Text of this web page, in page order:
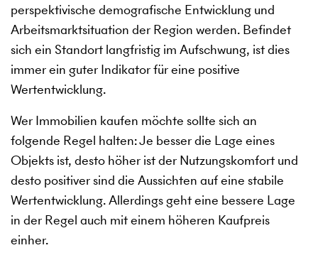
perspektivische demografische Entwicklung und
Arbeitsmarktsituation der Region werden. Befindet
sich ein Standort langfristig im Aufschwung, ist dies
immer ein guter Indikator für eine positive
Wertentwicklung.
Wer Immobilien kaufen möchte sollte sich an
folgende Regel halten: Je besser die Lage eines
Objekts ist, desto höher ist der Nutzungskomfort und
desto positiver sind die Aussichten auf eine stabile
Wertentwicklung. Allerdings geht eine bessere Lage
in der Regel auch mit einem höheren Kaufpreis
einher.